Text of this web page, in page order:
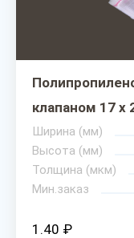
клапаном 17 х
Ширина (мм)
Высота (мм)
Толщина (мкм)
Мин.заказ
1.40 ₽